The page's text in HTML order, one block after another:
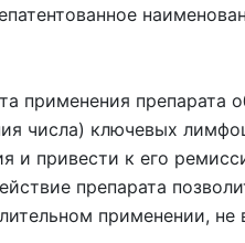
применения препарата
числа) ключевых
и привести к его
препарата
применении, не